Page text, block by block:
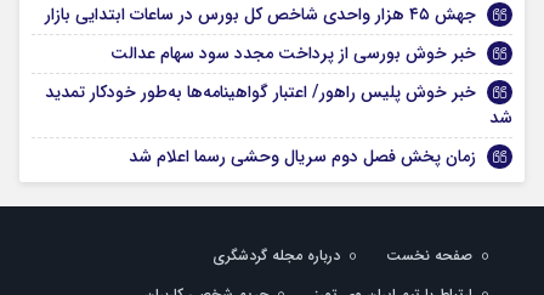
جهش ۴۵ هزار واحدی شاخص کل بورس در ساعات ابتدایی بازار
خبر خوش بورسی از پرداخت مجدد سود سهام عدالت
خبر خوش پلیس راهور/ اعتبار گواهینامه‌ها به‌طور خودکار تمدید
شد
زمان پخش فصل دوم سریال وحشی رسما اعلام شد
صفحه نخست
درباره مجله گردشگری